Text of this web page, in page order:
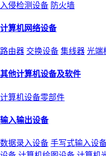
入侵检测设备 防火墙
计算机网络设备
路由器 交换设备 集线器 光端
其他计算机设备及软件
计算机设备零部件
输入输出设备
数据录入设备 手写式输入设